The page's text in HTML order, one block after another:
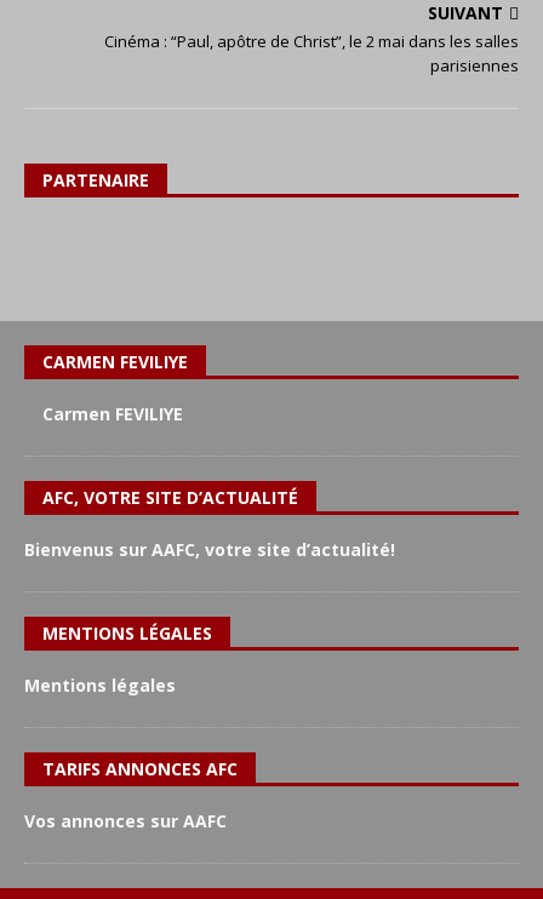
SUIVANT
Cinéma : “Paul, apôtre de Christ”, le 2 mai dans les salles
parisiennes
PARTENAIRE
CARMEN FEVILIYE
Carmen FEVILIYE
AFC, VOTRE SITE D’ACTUALITÉ
Bienvenus sur AAFC, votre site d’actualité!
MENTIONS LÉGALES
Mentions légales
TARIFS ANNONCES AFC
Vos annonces sur AAFC